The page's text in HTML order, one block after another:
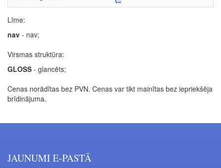
Līme:
nav - nav;
Virsmas struktūra:
GLOSS - glancēts;
Cenas norādītas bez PVN. Cenas var tikt mainītas bez iepriekšēja
brīdinājuma.
JAUNUMI E-PASTĀ